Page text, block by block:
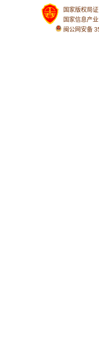
国家版权局
国家信息产
闽公网安备